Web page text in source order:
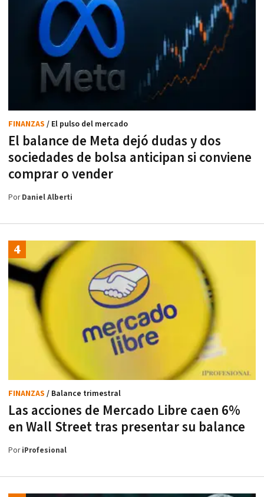
El balance de Meta dejó dudas y dos
sociedades de bolsa anticipan si conviene
comprar o vender
FINANZAS / El pulso del mercado
PorDaniel Alberti
Las acciones de Mercado Libre caen 6%
en Wall Street tras presentar su balance
FINANZAS / Balance trimestral
PoriProfesional